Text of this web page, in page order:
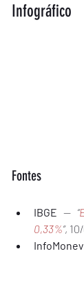
Infográfico
Fontes
IBGE — “
0,33%”,
InfoMoney